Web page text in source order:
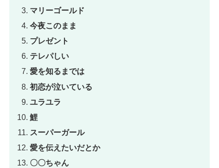
マリーゴールド
今夜このまま
プレゼント
テレパしい
愛を知るまでは
初恋が泣いている
ユラユラ
鯉
スーパーガール
愛を伝えたいだとか
〇〇ちゃん